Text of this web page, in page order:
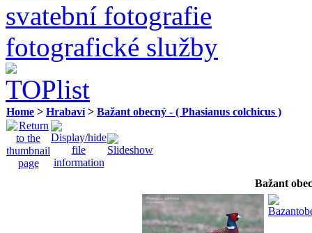
svatební fotografie
fotografické služby
Home > Hrabaví> Bažant obecný - ( Phasianus colchicus )
Bažant